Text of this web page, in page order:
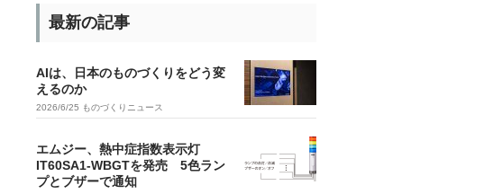
最新の記事
AIは、日本のものづくりをどう変
えるのか
2026/6/25 ものづくりニュース
エムジー、熱中症指数表示灯
IT60SA1-WBGTを発売 5色ラン
プとブザーで通知